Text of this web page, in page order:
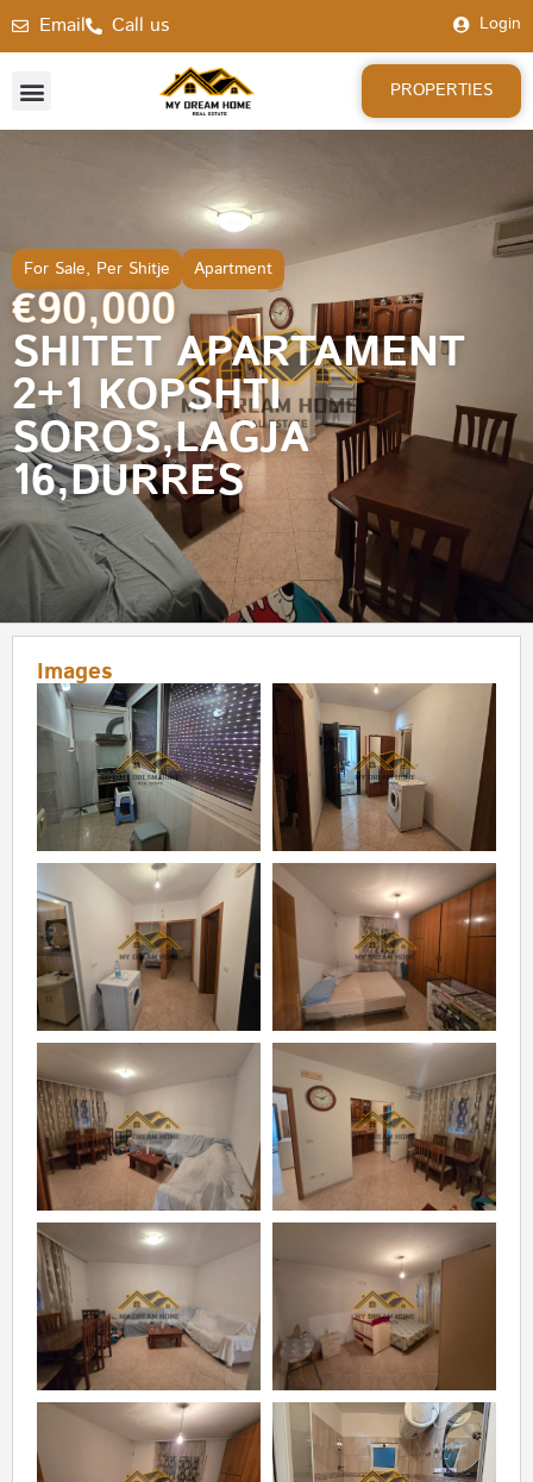
Email Call us Login
PROPERTIES
For Sale, Per Shitje Apartment
€90,000
SHITET APARTAMENT
2+1 KOPSHTI
SOROS,LAGJA
16,DURRES
Images